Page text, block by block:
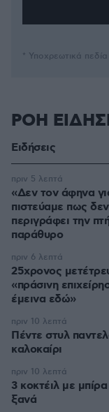
* Υποχρεωτικά πεδία
ΡΟΗ
Ειδήσεις
«Δεν τον άφηνα
πιστεύαμε πως
περιγράφει την
παράθυρο
πριν 5 λεπτά
25χρονος
«πράσινη
έμεινα εδώ»
πριν 6 λεπτά
Πέντε στυλ
καλοκαίρι
πριν 10 λεπτά
3 κοκτέιλ με
ξανά
πριν 10 λεπτά